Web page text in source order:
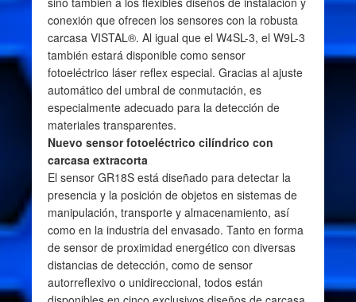
conexión que ofrecen los sensores con la robusta
carcasa VISTAL®. Al igual que el W4SL-3, el W9L-3
también estará disponible como sensor
fotoeléctrico láser reflex especial. Gracias al ajuste
automático del umbral de conmutación, es
especialmente adecuado para la detección de
materiales transparentes.
Nuevo sensor fotoeléctrico cilíndrico con
carcasa extracorta
El sensor GR18S está diseñado para detectar la
presencia y la posición de objetos en sistemas de
manipulación, transporte y almacenamiento, así
como en la industria del envasado. Tanto en forma
de sensor de proximidad energético con diversas
distancias de detección, como de sensor
autorreflexivo o unidireccional, todos están